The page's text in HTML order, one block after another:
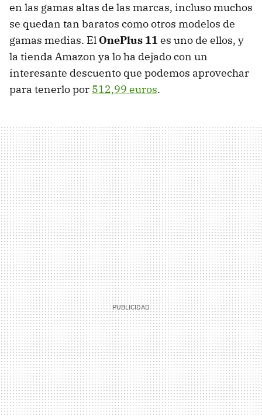
en las gamas altas de las marcas, incluso muchos
se quedan tan baratos como otros modelos de
gamas medias. El OnePlus 11 es uno de ellos, y
la tienda Amazon ya lo ha dejado con un
interesante descuento que podemos aprovechar
para tenerlo por 512,99 euros.